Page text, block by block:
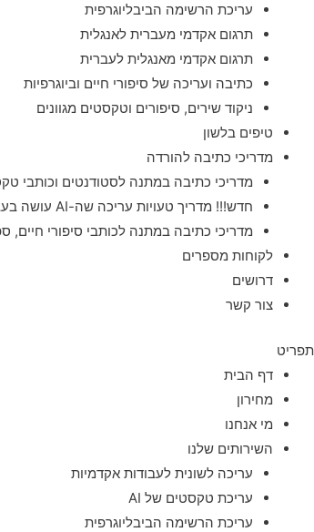
עריכת הרשימה הביבליוגרפית
תרגום אקדמי מעברית לאנגלית
תרגום אקדמי מאנגלית לעברית
כתיבה ועריכה של סיפורי חיים וביוגרפיות
ניקוד שירים, סיפורים וטקסטים מגוונים
טיפים בלשון
מדריכי כתיבה להורדה
מדריכי כתיבה במתנה לסטודנטים וכותבי
חדש!!! מדריך טעויות עריכה שה-AI עושה בעבודות אקדמיות
מדריכי כתיבה במתנה לכותבי סיפורי חיים,
לקוחות מספרים
דרושים
צור קשר
תפריט
דף הבית
מחירון
מי אנחנו
השירותים שלנו
עריכה לשונית לעבודות אקדמיות
עריכת טקסטים של AI
עריכת הרשימה הביבליוגרפית